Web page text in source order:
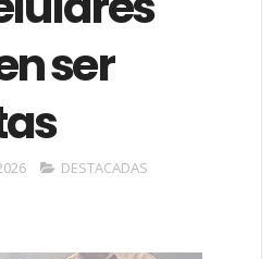
ser
DESTACADAS